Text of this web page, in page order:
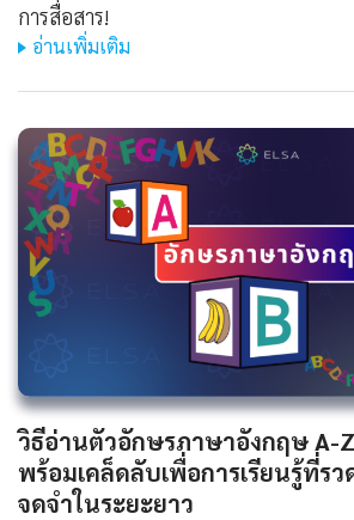
การสื่อสาร!
อ่านเพิ่มเติม
วิธีอ่านตัวอักษรภาษาอังกฤษ A-
พร้อมเคล็ดลับเพื่อการเรียนรู้ที่รว
จดจำในระยะยาว